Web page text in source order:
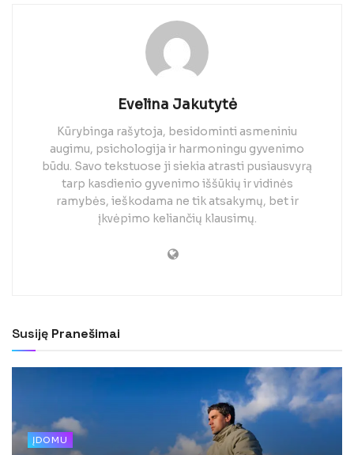
Evelina Jakutytė
Kūrybinga rašytoja, besidominti asmeniniu
augimu, psichologija ir harmoningu gyvenimo
būdu. Savo tekstuose ji siekia atrasti pusiausvyrą
tarp kasdienio gyvenimo iššūkių ir vidinės
ramybės, ieškodama ne tik atsakymų, bet ir
įkvėpimo keliančių klausimų.
Susiję Pranešimai
ĮDOMU